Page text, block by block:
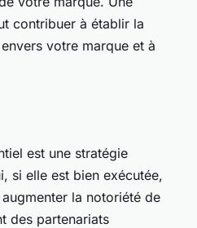
contribuer à établir la
votre marque et à
est une stratégie
si elle est bien exécutée,
la notoriété de
des partenariats